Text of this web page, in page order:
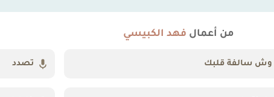
من أعمال فهد الكبيسي
وش سالفة قلبك تصدد